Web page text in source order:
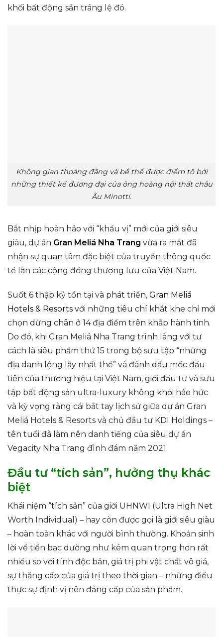
khối bất động sản tráng lệ đó.
Không gian thoáng đãng và bề thế được điểm tô bởi
những thiết kế đương đại của ông hoàng nội thất châu
Âu Minotti.
Bắt nhịp hoàn hảo với “khẩu vị” mới của giới siêu
giàu, dự án Gran Meliá Nha Trang vừa ra mắt đã
nhận sự quan tâm đặc biệt của truyền thông quốc
tế lẫn các cộng đồng thượng lưu của Việt Nam.
Suốt 6 thập kỷ tồn tại và phát triển, Gran Meliá
Hotels & Resorts với những tiêu chí khắt khe chỉ mới
chọn dừng chân ở 14 địa điểm trên khắp hành tinh.
Do đó, khi Gran Meliá Nha Trang trình làng với tư
cách là siêu phẩm thứ 15 trong bộ sưu tập “những
địa danh lộng lẫy nhất thế” và đánh dấu mốc đầu
tiên của thương hiệu tại Việt Nam, giới đầu tư và sưu
tập bất động sản ultra-luxury không khỏi háo hức
và kỳ vọng rằng cái bắt tay lịch sử giữa dự án Gran
Meliá Hotels & Resorts và chủ đầu tư KDI Holdings –
tên tuổi đã làm nên danh tiếng của siêu dự án
Vegacity Nha Trang đình đám năm 2021.
Đầu tư “tích sản”, hưởng thụ khác
biệt
Khái niệm “tích sản” của giới UHNWI (Ultra High Net
Worth Individual) – hay còn được gọi là giới siêu giàu
– hoàn toàn khác với người bình thường. Khoản sinh
lời về tiền bạc dường như kém quan trọng hơn rất
nhiều so với tính độc bản, giá trị phi vật chất vô giá,
sự thăng cấp của giá trị theo thời gian – những điều
thực sự định vị nên đẳng cấp của sản phẩm.